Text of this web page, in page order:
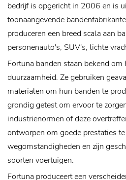
bedrijf is opgericht in 2006 en is
toonaangevende
produceren een breed scala aan
personenauto's, SUV's, lichte
Fortuna banden staan ​​bekend
duurzaamheid. Ze gebruiken
materialen om hun banden te
grondig getest om ervoor te
industrienormen of deze
ontworpen om goede prestaties
wegomstandigheden en zijn
soorten voertuigen.
Fortuna produceert een